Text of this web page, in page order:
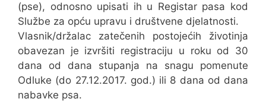
(pse), odnosno upisati ih u Registar pasa kod
Službe za opću upravu i društvene djelatnosti.
Vlasnik/držalac zatečenih postojećih životinja
obavezan je izvršiti registraciju u roku od 30
dana od dana stupanja na snagu pomenute
Odluke (do 27.12.2017. god.) ili 8 dana od dana
nabavke psa.